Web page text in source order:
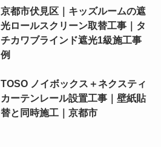
京都市伏見区｜キッズルームの遮
光ロールスクリーン取替工事｜タ
チカワブラインド遮光1級施工事
例
TOSO ノイボックス＋ネクスティ
カーテンレール設置工事｜壁紙貼
替と同時施工｜京都市